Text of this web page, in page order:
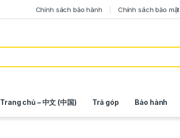
Chính sách bảo hành Chính sách bảo mật
Trang chủ – 中文 (中国) Trả góp Bảo hành